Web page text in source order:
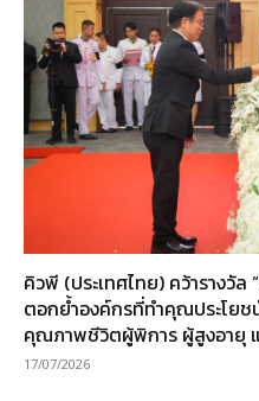
คิวพี (ประเทศไทย) คว้ารางวัล
ตอกย้ำองค์กรที่ทำคุณประโย
คุณภาพชีวิตผู้พิการ ผู้สูงอายุ แ
17/07/2026